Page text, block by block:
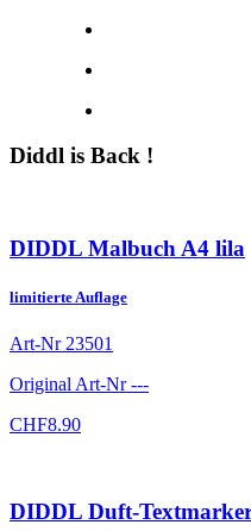
Diddl is Back !
DIDDL Malbuch A4 lila
limitierte Auflage
Art-Nr 23501
Original Art-Nr---
CHF8.90
DIDDL Duft-